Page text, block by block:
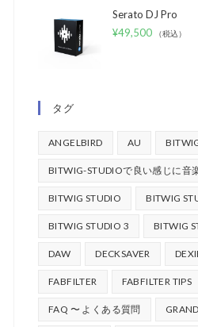
Serato DJ Pro
¥49,500 （税込）
タグ
ANGELBIRD AU
BITWIG-STUDIOで良い感じに音
BITWIG STUDIO BITWIG
BITWIG STUDIO 3 BITWIG
DAW DECKSAVER
FABFILTER FABFILTER TIPS
FAQ 〜 よくある質問